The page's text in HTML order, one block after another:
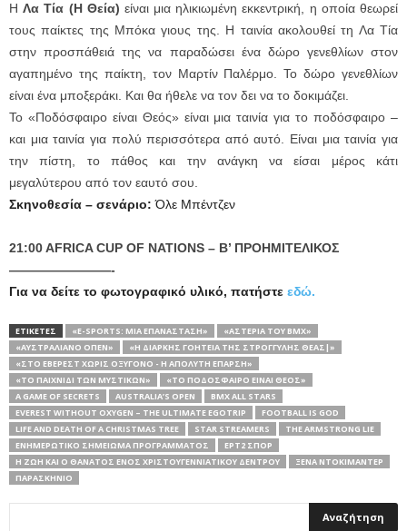
ΗΛα Τία (Η Θεία) είναι μια ηλικιωμένη εκκεντρική, η οποία θεωρεί
τους παίκτες της Μπόκα γιους της. Η ταινία ακολουθεί τη Λα Τία
στην προσπάθειά της να παραδώσει ένα δώρο γενεθλίων στον
αγαπημένο της παίκτη, τον Μαρτίν Παλέρμο. Το δώρο γενεθλίων
είναι ένα μποξεράκι. Και θα ήθελε να τον δει να το δοκιμάζει.
Το «Ποδόσφαιρο είναι Θεός» είναι μια ταινία για το ποδόσφαιρο –
και μια ταινία για πολύ περισσότερα από αυτό. Είναι μια ταινία για
την πίστη, το πάθος και την ανάγκη να είσαι μέρος κάτι
μεγαλύτερου από τον εαυτό σου.
Σκηνοθεσία – σενάριο: Όλε Μπέντζεν
21:00 AFRICA CUP OF NATIONS – B’ ΠΡΟΗΜΙΤΕΛΙΚΟΣ
————————-
Για να δείτε το φωτογραφικό υλικό, πατήστε εδώ.
ΕΤΙΚΕΤΕΣ «E-SPORTS: ΜΙΑ ΕΠΑΝΆΣΤΑΣΗ»
«ΑΣΤΕΡΙΑ ΤΟΥ ΒΜΧ»
«ΑΥΣΤΡΑΛΙΑΝΌ ΌΠΕΝ»
«Η ΔΙΑΡΚΉΣ ΓΟΗΤΕΊΑ ΤΗΣ ΣΤΡΟΓΓΥΛΉΣ ΘΕΆΣ|»
«ΣΤΟ ΈΒΕΡΕΣΤ ΧΩΡΊΣ ΟΞΥΓΌΝΟ - Η ΑΠΌΛΥΤΗ ΈΠΑΡΣΗ»
«ΤΟ ΠΑΙΧΝΙΔΙ ΤΩΝ ΜΥΣΤΙΚΩΝ»
«ΤΟ ΠΟΔΟΣΦΑΙΡΟ ΕΙΝΑΙ ΘΕΟΣ»
A GAME OF SECRETS
AUSTRALIA’S OPEN
BMX ALL STARS
EVEREST WITHOUT OXYGEN – THE ULTIMATE EGOTRIP
FOOTBALL IS GOD
LIFE AND DEATH OF A CHRISTMAS TREE
STAR STREAMERS
THE ARMSTRONG LIE
ΕΝΗΜΕΡΩΤΙΚΌ ΣΗΜΕΊΩΜΑ ΠΡΟΓΡΆΜΜΑΤΟΣ
ΕΡΤ2 ΣΠΟΡ
Η ΖΩΗ ΚΑΙ Ο ΘΑΝΑΤΟΣ ΕΝΟΣ ΧΡΙΣΤΟΥΓΕΝΝΙΑΤΙΚΟΥ ΔΕΝΤΡΟΥ
ΞΈΝΑ ΝΤΟΚΙΜΑΝΤΈΡ
ΠΑΡΑΣΚΉΝΙΟ